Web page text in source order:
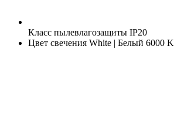
Класс пылевлагозащиты IP20
Цвет свечения White | Белый 6000 K